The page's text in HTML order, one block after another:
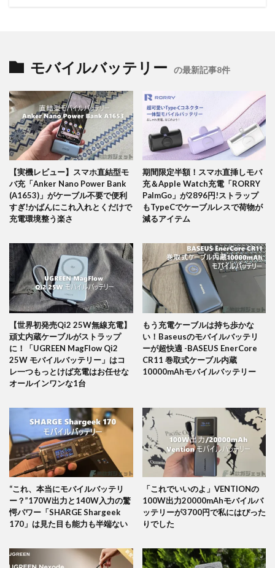
モバイルバッテリー の最新記事8件
【実機レビュー】スマホ直結型モ
バ充「Anker Nano Power Bank
(A1653)」がケーブル不要で便利
すぎ!かばんにこれ入れとくだけで
充電環境整う楽さ
期間限定半額！スマホ直挿しモバ
充＆Apple Watch充電「RORRY
PalmGo」が2896円!ストラップ
もTypeCでケーブルレスで荷物が
減るアイテム
【世界初発売Qi2 25W無線充電】
頑丈内蔵ケーブルがストラップ
に！「UGREEN MagFlow Qi2
25W モバイルバッテリー」はコ
レ一つもっとけば充電はお任せな
オールインワンな1台
もう充電ケーブルは持ち歩かな
い！Baseusのモバイルバッテリ
ーが超快適 -BASEUS EnerCore
CR11 巻取式ケーブル内蔵
10000mAhモバイルバッテリー
“これ、本当にモバイルバッテリ
ー？”170W出力と140W入力の驚
愕パワー「SHARGE Shargeek
170」は見た目も能力も半端ない
「これでいいのよ」VENTIONの
100W出力20000mAhモバイルバ
ッテリーが3700円で私にはぴった
りでした